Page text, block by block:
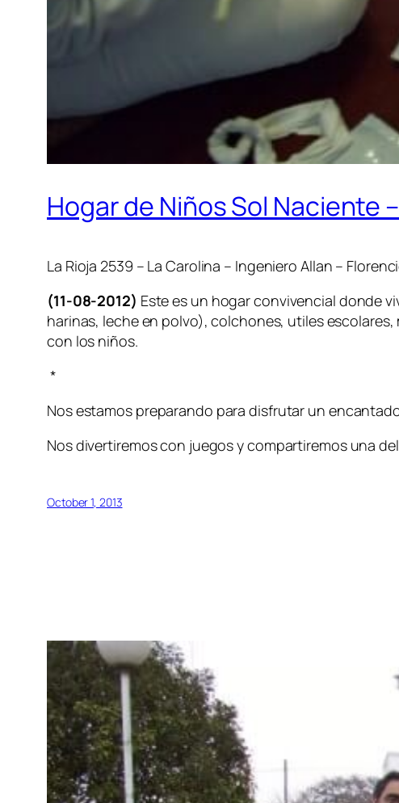
Hogar de Niños Sol Naciente
La Rioja 2539 – La Carolina – Ingeniero Allan –
(11-08-2012) Este es un hogar convivencial donde
harinas, leche en polvo), colchones, utiles
con los niños.
*
Nos estamos preparando para disfrutar un
Nos divertiremos con juegos y compartiremos una
October 1, 2013